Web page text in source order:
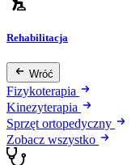
Rehabilitacja
Wróć
Fizykoterapia
Kinezyterapia
Sprzęt ortopedyczny
Zobacz wszystko